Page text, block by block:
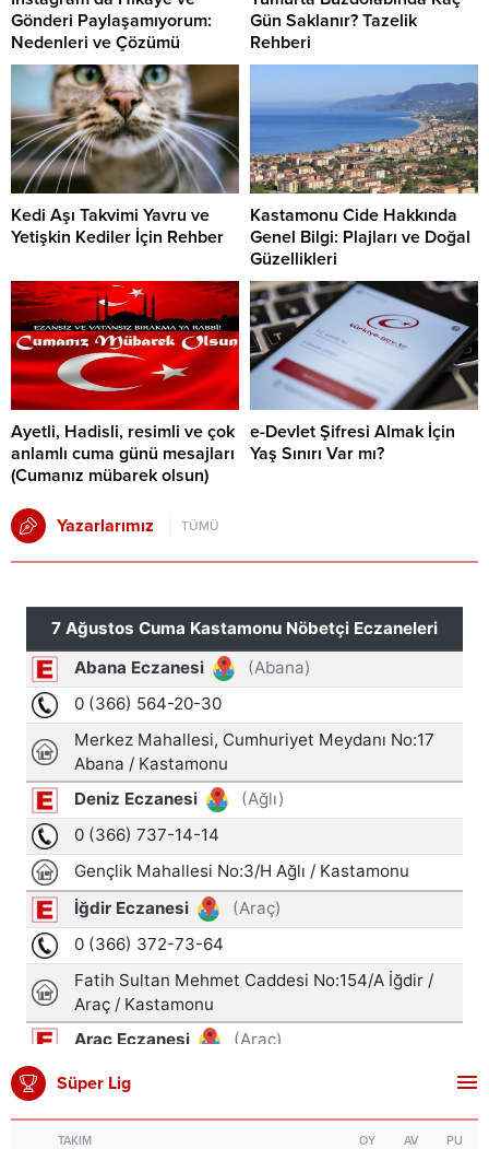
Gönderi Paylaşamıyorum:
Nedenleri ve Çözümü
Gün Saklanır? Tazelik
Rehberi
Kedi Aşı Takvimi Yavru ve
Yetişkin Kediler İçin Rehber
Kastamonu Cide Hakkında
Genel Bilgi: Plajları ve Doğal
Güzellikleri
Ayetli, Hadisli, resimli ve çok
anlamlı cuma günü mesajları
(Cumanız mübarek olsun)
e-Devlet Şifresi Almak İçin
Yaş Sınırı Var mı?
Yazarlarımız TÜMÜ
Süper Lig
TAKIM OY AV PU